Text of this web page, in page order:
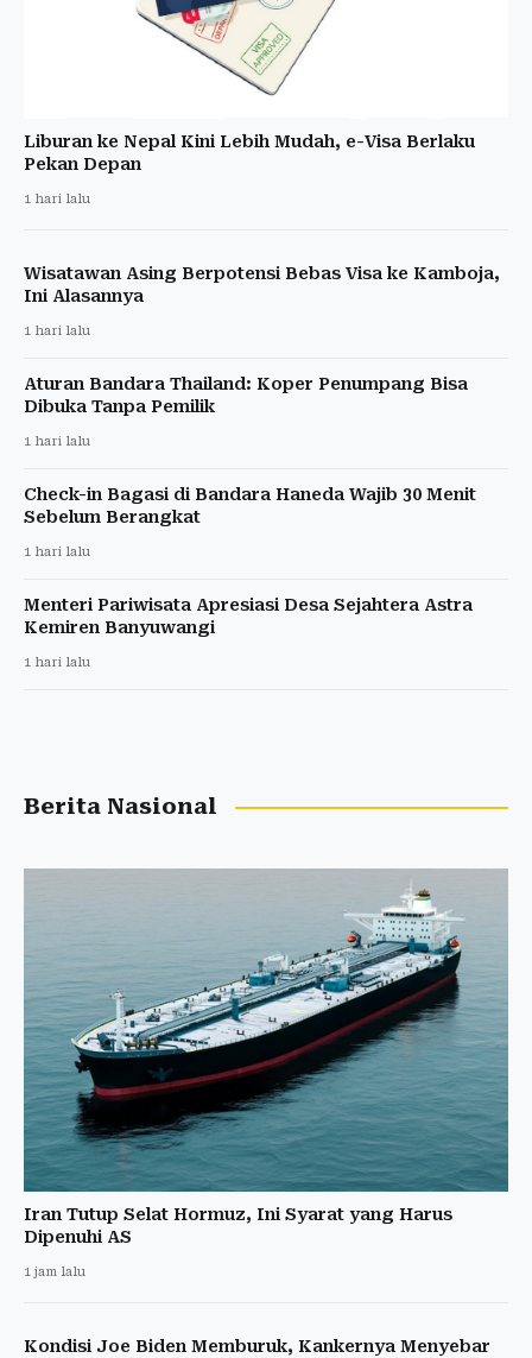
Liburan ke Nepal Kini Lebih Mudah, e-Visa Berlaku
Pekan Depan
1 hari lalu
Wisatawan Asing Berpotensi Bebas Visa ke Kamboja,
Ini Alasannya
1 hari lalu
Aturan Bandara Thailand: Koper Penumpang Bisa
Dibuka Tanpa Pemilik
1 hari lalu
Check-in Bagasi di Bandara Haneda Wajib 30 Menit
Sebelum Berangkat
1 hari lalu
Menteri Pariwisata Apresiasi Desa Sejahtera Astra
Kemiren Banyuwangi
1 hari lalu
Berita Nasional
Iran Tutup Selat Hormuz, Ini Syarat yang Harus
Dipenuhi AS
1 jam lalu
Kondisi Joe Biden Memburuk, Kankernya Menyebar